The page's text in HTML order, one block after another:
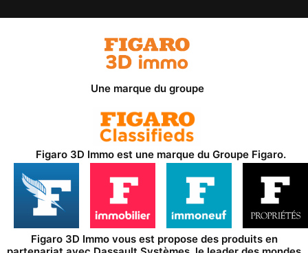
Une marque du groupe
Figaro 3D Immo est une marque du Groupe Figaro.
Figaro 3D Immo vous est propose des produits en